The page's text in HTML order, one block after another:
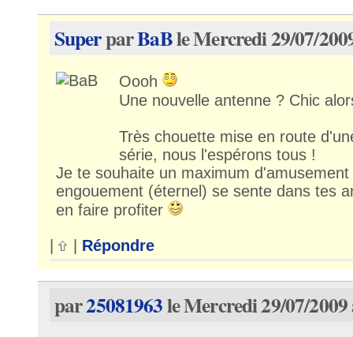
SuperparBaBle Mercredi 29/07/
Oooh
Une nouvelle antenne ? Chic
Très chouette mise en route
série, nous l'espérons tous !
Je te souhaite un maximum
engouement (éternel) se sente dans tes
en faire profiter
Répondre
par25081963le Mercredi 29/07/2009